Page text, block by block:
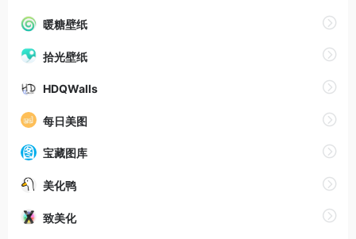
暖糖壁纸
拾光壁纸
HDQWalls
每日美图
宝藏图库
美化鸭
致美化